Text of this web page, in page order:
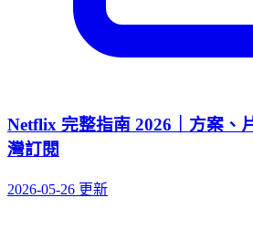
Netflix 完整指南 2026｜方案、
灣訂閱
2026-05-26 更新